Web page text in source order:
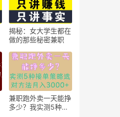
揭秘：女大学生都在
做的那些秘密兼职
兼职跑外卖一天能挣
多少？我实测5种接